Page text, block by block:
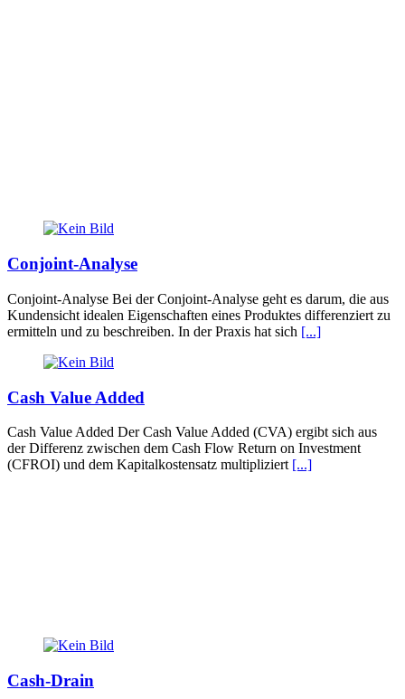
Conjoint-Analyse
Conjoint-Analyse Bei der Conjoint-Analyse geht es darum, die aus
Kundensicht idealen Eigenschaften eines Produktes differenziert zu
ermitteln und zu beschreiben. In der Praxis hat sich [...]
Cash Value Added
Cash Value Added Der Cash Value Added (CVA) ergibt sich aus
der Differenz zwischen dem Cash Flow Return on Investment
(CFROI) und dem Kapitalkostensatz multipliziert [...]
Cash-Drain